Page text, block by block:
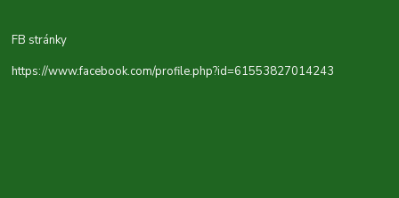
FB stránky
https://www.facebook.com/profile.php?id=61553827014243